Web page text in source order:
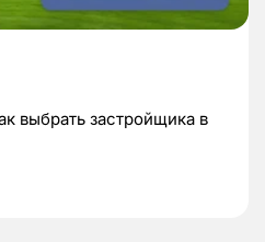
выбрать застройщика в